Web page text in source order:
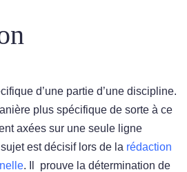
d’une partie d’une discipline.
plus spécifique de sorte à ce
axées sur une seule ligne
est décisif lors de la rédaction
. Il prouve la détermination de